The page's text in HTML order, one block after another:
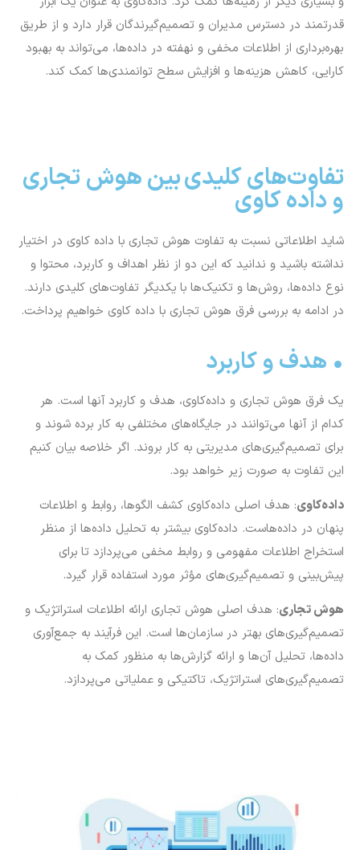
قدرتمند در دسترس مدیران و تصمیم‌گیرندگان قرار دارد و از طریق
بهره‌برداری از اطلاعات مخفی و نهفته در داده‌ها، می‌تواند به بهبود
کارایی، کاهش هزینه‌ها و افزایش سطح توانمندی‌ها کمک کند.
تفاوت‌های کلیدی بین هوش تجاری
و داده کاوی
شاید اطلاعاتی نسبت به تفاوت هوش تجاری با داده کاوی در اختیار
نداشته باشید و ندانید که این دو از نظر اهداف و کاربرد، محتوا و
نوع داده‌ها، روش‌ها و تکنیک‌ها با یکدیگر تفاوت‌های کلیدی دارند.
در ادامه به بررسی فرق هوش تجاری با داده کاوی خواهیم پرداخت.
• هدف و کاربرد
یک فرق هوش تجاری و داده‌کاوی، هدف و کاربرد آنها است. هر
کدام از آنها می‌توانند در جایگاه‌های مختلفی به کار برده شوند و
برای تصمیم‌گیری‌های مدیریتی به کار بروند. اگر خلاصه بیان کنیم
این تفاوت به صورت زیر خواهد بود.
داده‌کاوی: هدف اصلی داده‌کاوی کشف الگو‌ها، روابط و اطلاعات
پنهان در داده‌هاست. داده‌کاوی بیشتر به تحلیل داده‌ها از منظر
استخراج اطلاعات مفهومی و روابط مخفی می‌پردازد تا برای
پیش‌بینی و تصمیم‌گیری‌های مؤثر مورد استفاده قرار گیرد.
هوش تجاری: هدف اصلی هوش تجاری ارائه اطلاعات استراتژیک و
تصمیم‌گیری‌های بهتر در سازمان‌ها است. این فرآیند به جمع‌آوری
داده‌ها، تحلیل آن‌ها و ارائه گزارش‌ها به منظور کمک به
تصمیم‌گیری‌های استراتژیک، تاکتیکی و عملیاتی می‌پردازد.